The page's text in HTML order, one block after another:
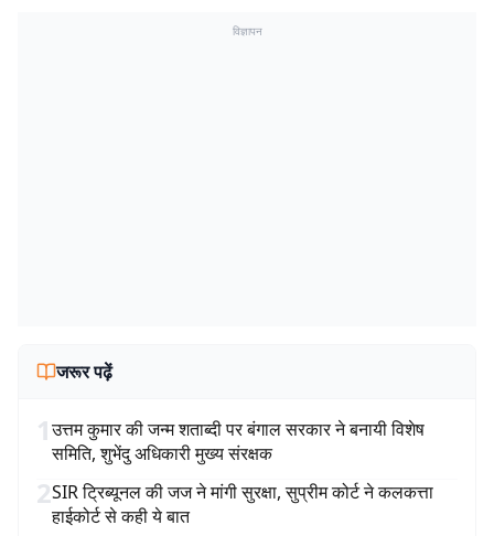
विज्ञापन
जरूर पढ़ें
1उत्तम कुमार की जन्म शताब्दी पर बंगाल सरकार ने बनायी विशेष
समिति, शुभेंदु अधिकारी मुख्य संरक्षक
2SIR ट्रिब्यूनल की जज ने मांगी सुरक्षा, सुप्रीम कोर्ट ने कलकत्ता
हाईकोर्ट से कही ये बात